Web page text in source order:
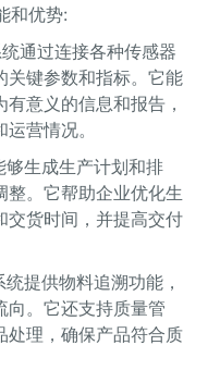
和优势:
通过连接各种传感器
关键参数和指标。它能
意义的信息和报告，
营情况。
生成生产计划和排
整。它帮助企业优化生
交货时间，并提高交付
提供物料追溯功能，
向。它还支持质量管
处理，确保产品符合质